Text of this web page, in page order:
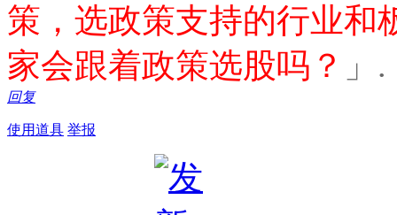
策，选政策支持的行业和
家会跟着政策选股吗？ 」.
回复
使用道具 举报